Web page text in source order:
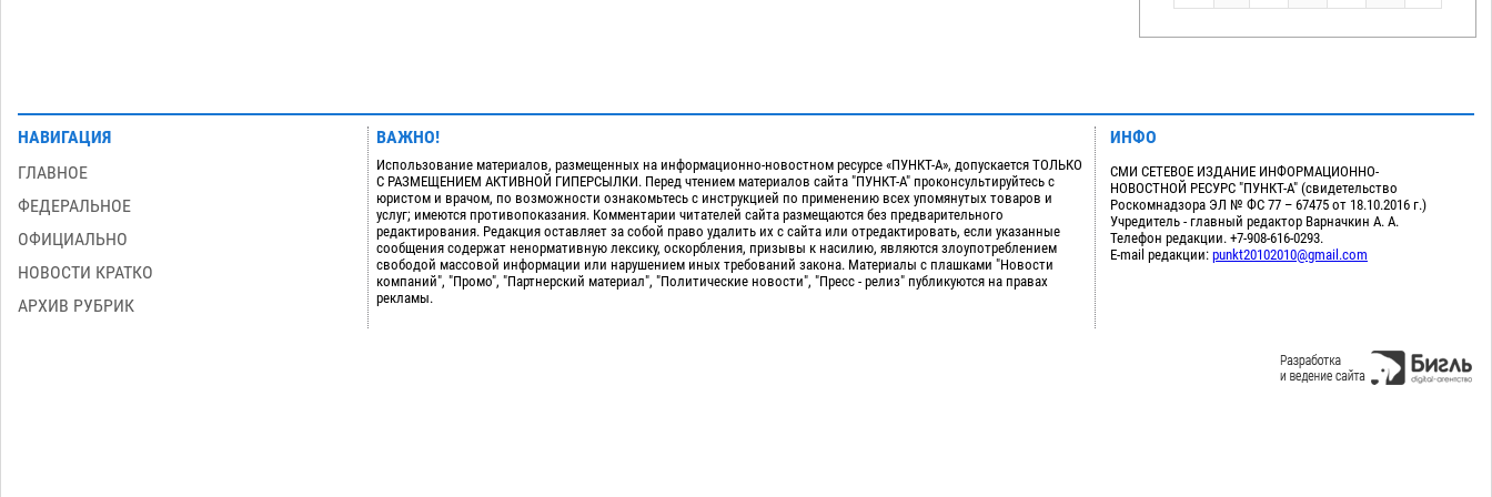
НАВИГАЦИЯ
ГЛАВНОЕ
ФЕДЕРАЛЬНОЕ
ОФИЦИАЛЬНО
НОВОСТИ КРАТКО
АРХИВ РУБРИК
ВАЖНО!
Использование материалов, размещенных на информационно-новостном ресурсе «ПУНКТ-А», допускается ТОЛЬКО
С РАЗМЕЩЕНИЕМ АКТИВНОЙ ГИПЕРСЫЛКИ. Перед чтением материалов сайта "ПУНКТ-А" проконсультируйтесь с
юристом и врачом, по возможности ознакомьтесь с инструкцией по применению всех упомянутых товаров и
услуг; имеются противопоказания. Комментарии читателей сайта размещаются без предварительного
редактирования. Редакция оставляет за собой право удалить их с сайта или отредактировать, если указанные
сообщения содержат ненормативную лексику, оскорбления, призывы к насилию, являются злоупотреблением
свободой массовой информации или нарушением иных требований закона. Материалы с плашками "Новости
компаний", "Промо", "Партнерский материал", "Политические новости", "Пресс - релиз" публикуются на правах
рекламы.
ИНФО
СМИ СЕТЕВОЕ ИЗДАНИЕ ИНФОРМАЦИОННО-
НОВОСТНОЙ РЕСУРС "ПУНКТ-А" (свидетельство
Роскомнадзора ЭЛ № ФС 77 – 67475 от 18.10.2016 г.)
Учредитель - главный редактор Варначкин А. А.
Телефон редакции. +7-908-616-0293.
E-mail редакции: punkt20102010@gmail.com